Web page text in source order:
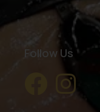
Follow Us